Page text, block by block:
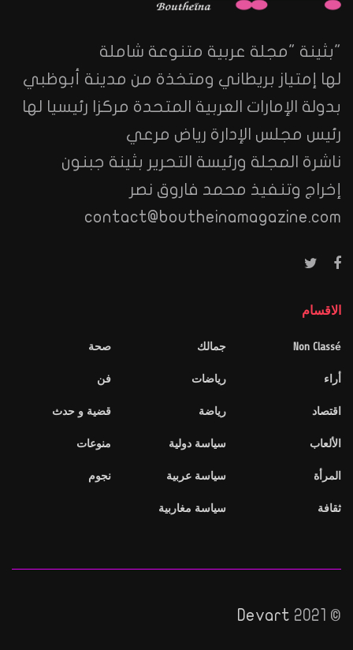
"بثينة "مجلة عربية متنوعة شاملة
لها إمتياز بريطاني ومتخذة من مدينة أبوظبي
بدولة الإمارات العربية المتحدة مركزا رئيسيا لها
رئيس مجلس الإدارة رياض مرعي
ناشرة المجلة ورئيسة التحرير بثينة جبنون
إخراج وتنفيذ محمد فاروق نصر
contact@boutheinamagazine.com
الاقسام
Non Classé
أراء
اقتصاد
الألعاب
المرأة
ثقافة
جمالك
رياضات
رياضة
سياسة دولية
سياسة عربية
سياسة مغاربية
صحة
فن
قضية و حدث
منوعات
نجوم
© 2021
Devart